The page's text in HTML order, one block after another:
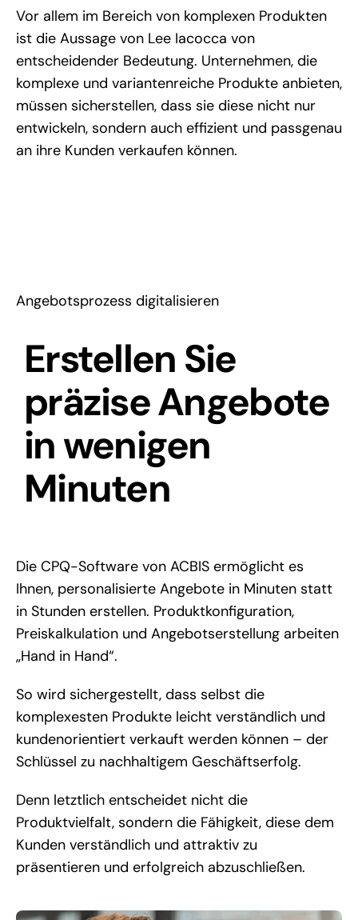
Vor allem im Bereich von komplexen Produkten
ist die Aussage von Lee Iacocca von
entscheidender Bedeutung. Unternehmen, die
komplexe und variantenreiche Produkte anbieten,
müssen sicherstellen, dass sie diese nicht nur
entwickeln, sondern auch effizient und passgenau
an ihre Kunden verkaufen können.
Angebotsprozess digitalisieren
Erstellen Sie
präzise Angebote
in wenigen
Minuten
Die CPQ-Software von ACBIS ermöglicht es
Ihnen, personalisierte Angebote in Minuten statt
in Stunden erstellen. Produktkonfiguration,
Preiskalkulation und Angebotserstellung arbeiten
„Hand in Hand“.
So wird sichergestellt, dass selbst die
komplexesten Produkte leicht verständlich und
kundenorientiert verkauft werden können – der
Schlüssel zu nachhaltigem Geschäftserfolg.
Denn letztlich entscheidet nicht die
Produktvielfalt, sondern die Fähigkeit, diese dem
Kunden verständlich und attraktiv zu
präsentieren und erfolgreich abzuschließen.